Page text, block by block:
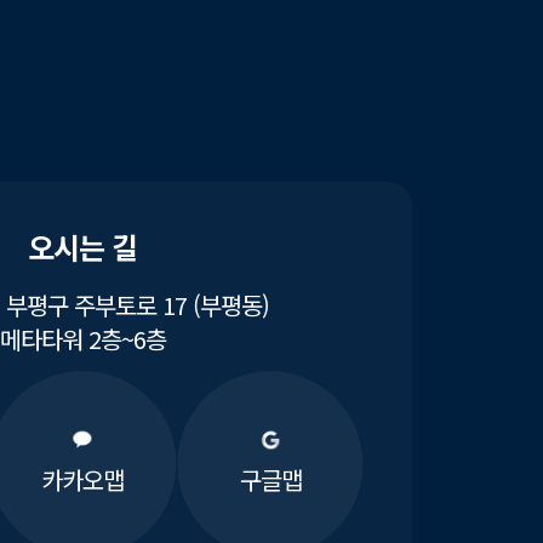
오시는 길
평구 주부토로 17 (부평동)
메타타워 2층~6층
카카오맵 구글맵